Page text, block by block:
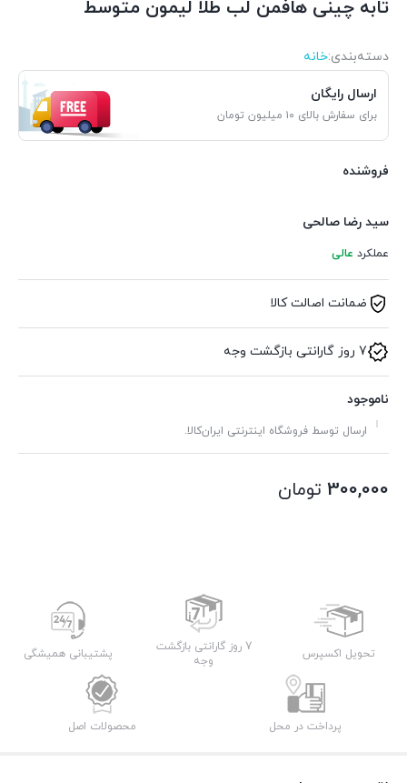
تابه چینی هافمن لب طلا لیمون متوسط
دسته‌بندی‌:خانه
ارسال رایگان
برای سفارش بالای ۱۰ میلیون تومان
فروشنده
سید رضا صالحی
عملکرد عالی
ضمانت اصالت کالا
7 روز گارانتی بازگشت وجه
ناموجود
ارسال توسط فروشگاه اینترنتی ایران‌کالا.
300,000 تومان
تحویل اکسپرس
7 روز گارانتی بازگشت
وجه
پشتیبانی همیشگی
پرداخت در محل محصولات اصل